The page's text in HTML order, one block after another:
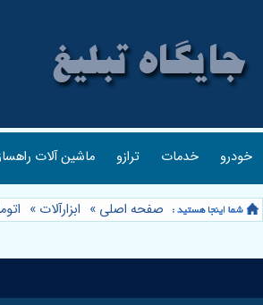
خودرو خدمات ترازو ماشین آلات
صفحه اصلی » ابزارآلات »